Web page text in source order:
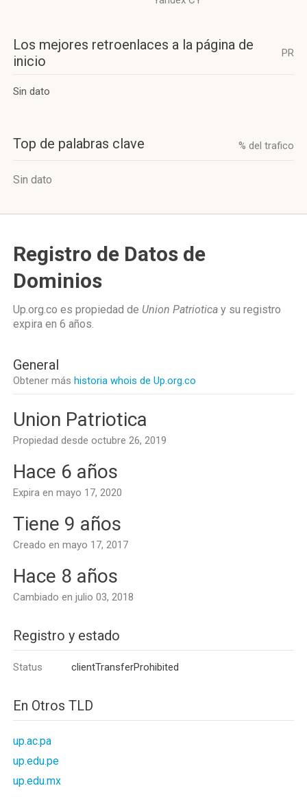
Los mejores retroenlaces a la página de
inicio
PR
Sin dato
Top de palabras clave % del trafico
Sin dato
Registro de Datos de
Dominios
Up.org.co es propiedad de Union Patriotica y su registro
expira en 6 años.
General
Obtener más historia whois de Up.org.co
Union Patriotica
Propiedad desde octubre 26, 2019
Hace 6 años
Expira en mayo 17, 2020
Tiene 9 años
Creado en mayo 17, 2017
Hace 8 años
Cambiado en julio 03, 2018
Registro y estado
Status clientTransferProhibited
En Otros TLD
up.ac.pa
up.edu.pe
up.edu.mx